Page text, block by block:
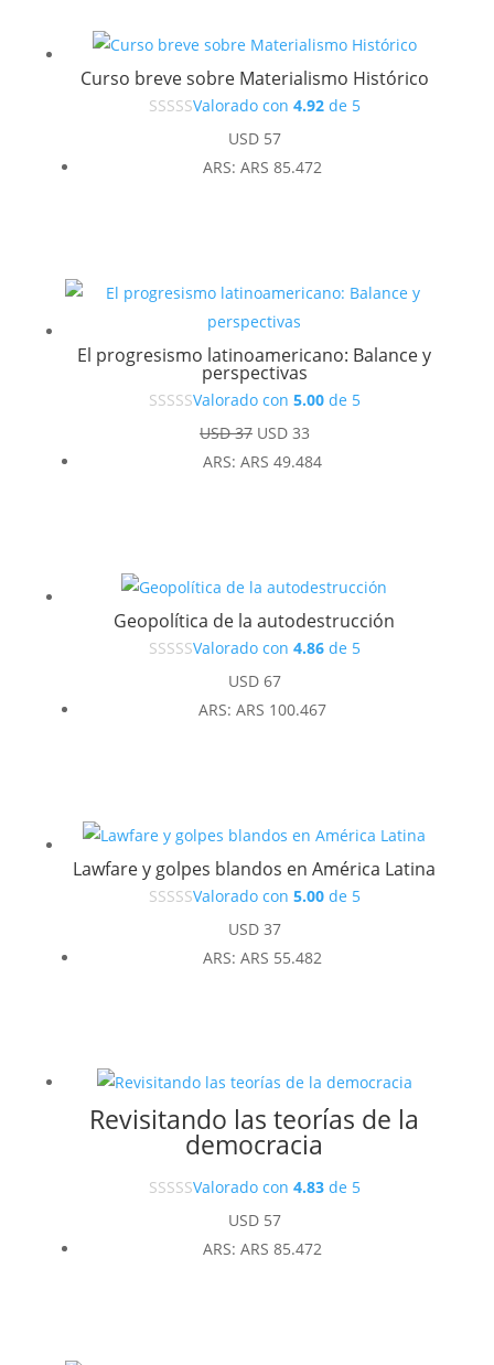
Curso breve sobre Materialismo Histórico
Valorado con 4.92de 5
USD57
ARS: ARS 85.472
El progresismo latinoamericano: Balance y
perspectivas
Valorado con 5.00de 5
USD37 El
precio
USD33El
precio
ARS: ARS 49.484
Geopolítica de la autodestrucción
Valorado con 4.86de 5
USD67
ARS: ARS 100.467
Lawfare y golpes blandos en América Latina
Valorado con 5.00de 5
USD37
ARS: ARS 55.482
Revisitando las teorías de la
democracia
Valorado con 4.83de 5
USD57
ARS: ARS 85.472